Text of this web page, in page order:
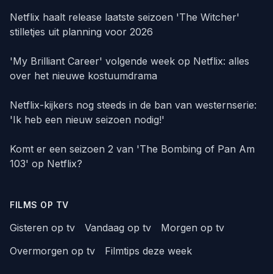
Netflix haalt release laatste seizoen 'The Witcher'
stilletjes uit planning voor 2026
'My Brilliant Career' volgende week op Netflix: alles
over het nieuwe kostuumdrama
Netflix-kijkers nog steeds in de ban van westernserie:
'Ik heb een nieuw seizoen nodig!'
Komt er een seizoen 2 van 'The Bombing of Pan Am
103' op Netflix?
FILMS OP TV
Gisteren op tv Vandaag op tv
Morgen op tv
Overmorgen op tv
Filmtips deze week